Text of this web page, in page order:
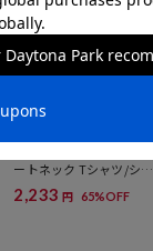
ートネック Tシャツ/シア
ーTシャツ
2,233 円 65%OFF